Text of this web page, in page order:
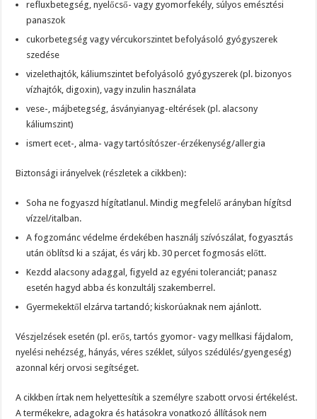
refluxbetegség, nyelőcső- vagy gyomorfekély, súlyos emésztési
panaszok
cukorbetegség vagy vércukorszintet befolyásoló gyógyszerek
szedése
vizelethajtók, káliumszintet befolyásoló gyógyszerek (pl. bizonyos
vízhajtók, digoxin), vagy inzulin használata
vese-, májbetegség, ásványianyag-eltérések (pl. alacsony
káliumszint)
ismert ecet-, alma- vagy tartósítószer-érzékenység/allergia
Biztonsági irányelvek (részletek a cikkben):
Soha ne fogyaszd hígítatlanul. Mindig megfelelő arányban hígítsd
vízzel/italban.
A fogzománc védelme érdekében használj szívószálat, fogyasztás
után öblítsd ki a szájat, és várj kb. 30 percet fogmosás előtt.
Kezdd alacsony adaggal, figyeld az egyéni toleranciát; panasz
esetén hagyd abba és konzultálj szakemberrel.
Gyermekektől elzárva tartandó; kiskorúaknak nem ajánlott.
Vészjelzések esetén (pl. erős, tartós gyomor- vagy mellkasi fájdalom,
nyelési nehézség, hányás, véres széklet, súlyos szédülés/gyengeség)
azonnal kérj orvosi segítséget.
A cikkben írtak nem helyettesítik a személyre szabott orvosi értékelést.
A termékekre, adagokra és hatásokra vonatkozó állítások nem